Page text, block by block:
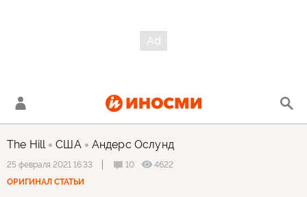
The Hill США Андерс Ослунд
25 февраля 2021 16:33 10
4622
ОРИГИНАЛ СТАТЬИ